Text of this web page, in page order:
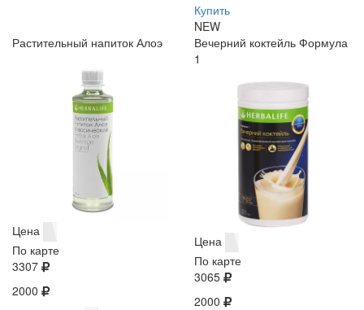
Купить
NEW
Растительный напиток Алоэ
Цена
По карте
3307
2000
Вечерний коктейль Формула
1
Цена
По карте
3065
2000